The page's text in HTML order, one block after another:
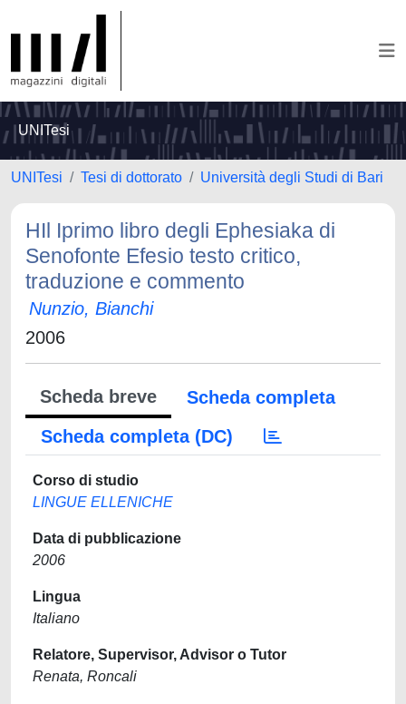
UNITesi
UNITesi Tesi di dottorato Università degli Studi di Bari
HIl Iprimo libro degli Ephesiaka di
Senofonte Efesio testo critico,
traduzione e commento
Nunzio, Bianchi
2006
Scheda breve
Scheda completa
Scheda completa (DC)
Corso di studio
LINGUE ELLENICHE
Data di pubblicazione
2006
Lingua
Italiano
Relatore, Supervisor, Advisor o Tutor
Renata, Roncali